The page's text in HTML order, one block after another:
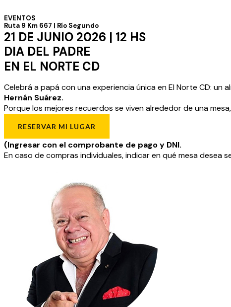
EVENTOS
Ruta 9 Km 667 | Río Segundo
21 DE JUNIO 2026 | 12 HS
DIA DEL PADRE
EN EL NORTE CD
Celebrá a papá con una experiencia única en El Norte CD:
Hernán Suárez.
Porque los mejores recuerdos se viven alrededor de una
RESERVAR MI LUGAR
(Ingresar con el comprobante de pago y DNI.
En caso de compras individuales, indicar en qué mesa desea